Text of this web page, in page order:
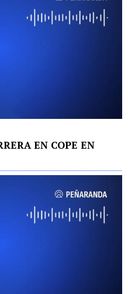
EN COPE EN